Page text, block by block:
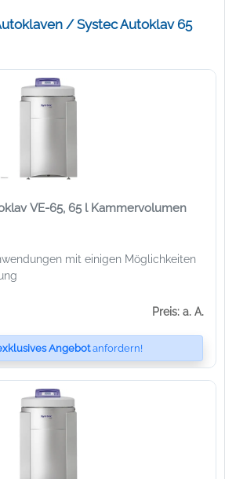
/ Systec Autoklav 65
VE-65, 65 l Kammervolumen
mit einigen Möglichkeiten
Preis: a. A.
Angebotanfordern!